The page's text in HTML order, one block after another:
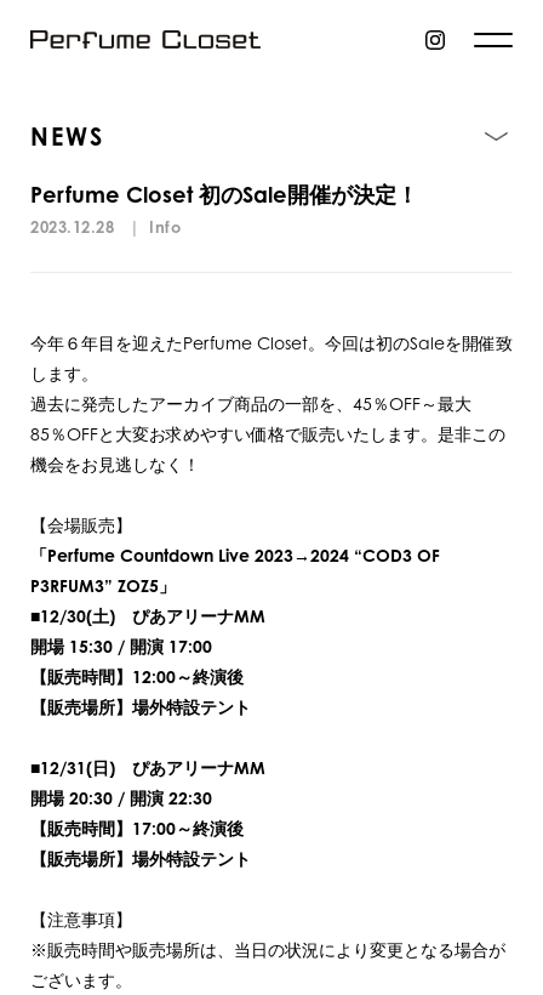
NEWS
Perfume Closet 初のSale開催が決定！
2023.12.28 | Info
今年６年目を迎えたPerfume Closet。今回は初のSaleを開催致
します。
過去に発売したアーカイブ商品の一部を、45％OFF～最大
85％OFFと大変お求めやすい価格で販売いたします。是非この
機会をお見逃しなく！
【会場販売】
「Perfume Countdown Live 2023→2024 “COD3 OF
P3RFUM3” ZOZ5」
■12/30(土) ぴあアリーナMM
開場 15:30 / 開演 17:00
【販売時間】12:00～終演後
【販売場所】場外特設テント
■12/31(日) ぴあアリーナMM
開場 20:30 / 開演 22:30
【販売時間】17:00～終演後
【販売場所】場外特設テント
【注意事項】
※販売時間や販売場所は、当日の状況により変更となる場合が
ございます。